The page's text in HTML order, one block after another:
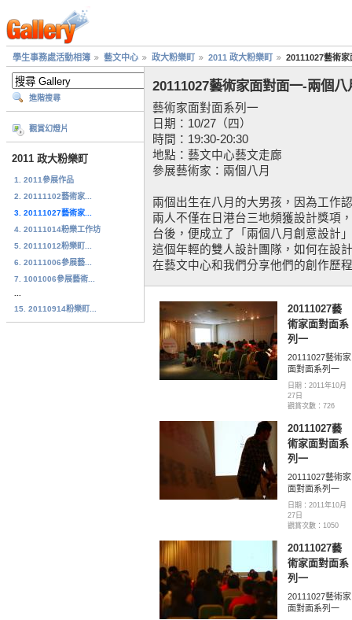
學生事務處活動相簿 藝文中心 政大粉樂町 2011 政大粉樂町 20111027藝術
進階搜尋
觀賞幻燈片
2011 政大粉樂町
1. 2011參展作品
2. 20111102藝術家...
3. 20111027藝術家...
4. 20111014粉樂工作坊
5. 20111012粉樂町...
6. 20111006參展藝...
7. 1001006參展藝術...
15. 20110914粉樂町...
20111027藝術家面對面一-兩個八
藝術家面對面系列一
日期：10/27（四）
時間：19:30-20:30
地點：藝文中心藝文走廊
參展藝術家：兩個八月
兩個出生在八月的大男孩，因為工作
兩人不僅在日港台三地頻獲設計獎項
台後，便成立了「兩個八月創意設計
這個年輕的雙人設計團隊，如何在設
在藝文中心和我們分享他們的創作歷
20111027藝
術家面對面系
列一
20111027藝術家
面對面系列一
日期：2011年10月
27日
觀賞次數：726
20111027藝
術家面對面系
列一
20111027藝術家
面對面系列一
日期：2011年10月
27日
觀賞次數：1050
20111027藝
術家面對面系
列一
20111027藝術家
面對面系列一